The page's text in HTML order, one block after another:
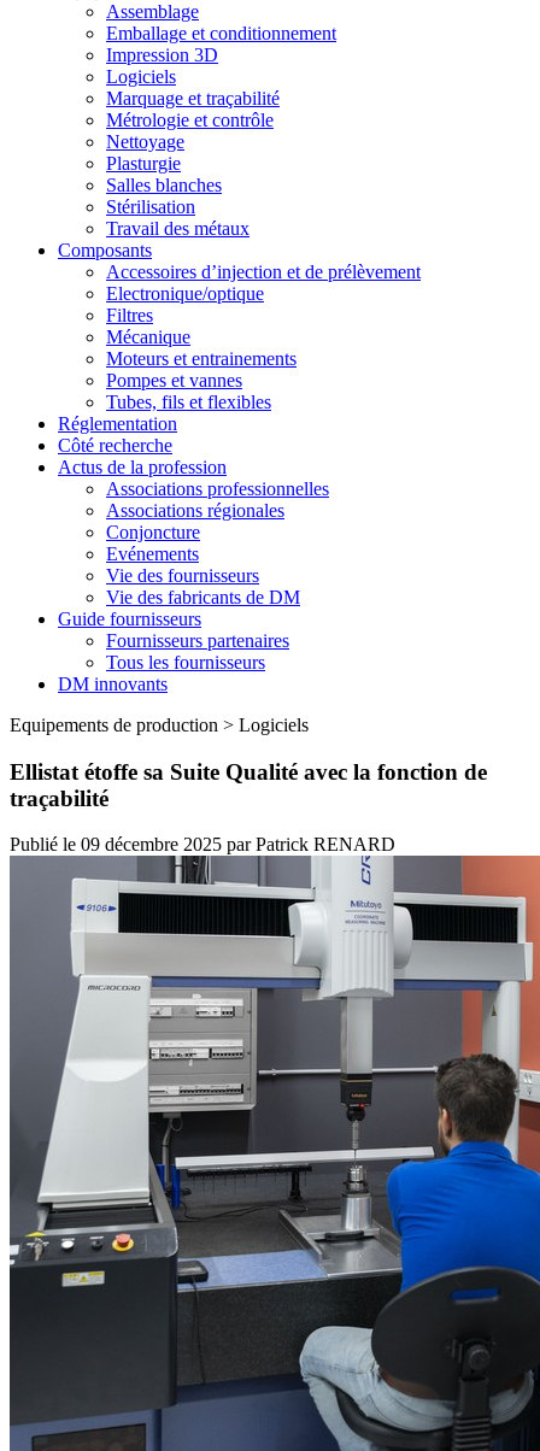
Assemblage
Emballage et conditionnement
Impression 3D
Logiciels
Marquage et traçabilité
Métrologie et contrôle
Nettoyage
Plasturgie
Salles blanches
Stérilisation
Travail des métaux
Composants
Accessoires d’injection et de prélèvement
Electronique/optique
Filtres
Mécanique
Moteurs et entrainements
Pompes et vannes
Tubes, fils et flexibles
Réglementation
Côté recherche
Actus de la profession
Associations professionnelles
Associations régionales
Conjoncture
Evénements
Vie des fournisseurs
Vie des fabricants de DM
Guide fournisseurs
Fournisseurs partenaires
Tous les fournisseurs
DM innovants
Equipements de production > Logiciels
Ellistat étoffe sa Suite Qualité avec la fonction de
traçabilité
Publié le 09 décembre 2025 parPatrick RENARD